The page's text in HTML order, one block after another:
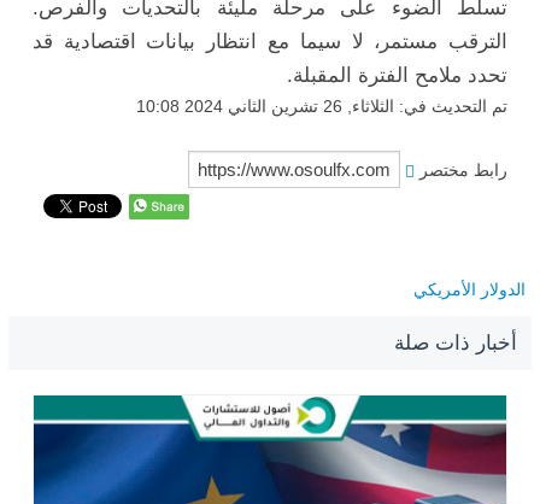
تسلط الضوء على مرحلة مليئة بالتحديات والفرص.
الترقب مستمر، لا سيما مع انتظار بيانات اقتصادية قد
تحدد ملامح الفترة المقبلة.
تم التحديث في: الثلاثاء, 26 تشرين الثاني 2024 10:08
رابط مختصر
الدولار الأمريكي
أخبار ذات صلة